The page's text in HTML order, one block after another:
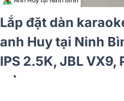
Lắp đặt dàn
anh Huy tại Ninh
IPS 2.5K, JBL VX9,
…)